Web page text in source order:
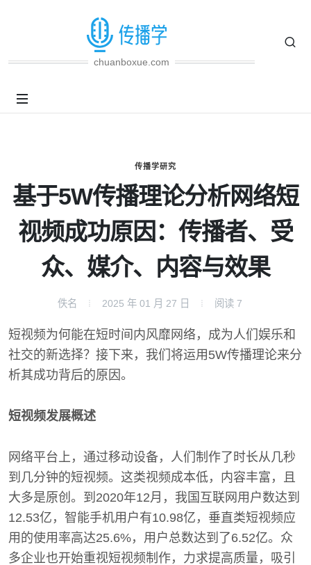
chuanboxue.com
传播学研究
基于5W传播理论分析网络短
视频成功原因：传播者、受
众、媒介、内容与效果
佚名 2025 年 01 月 27 日 阅读 7
短视频为何能在短时间内风靡网络，成为人们娱乐和
社交的新选择？接下来，我们将运用5W传播理论来分
析其成功背后的原因。
短视频发展概述
网络平台上，通过移动设备，人们制作了时长从几秒
到几分钟的短视频。这类视频成本低，内容丰富，且
大多是原创。到2020年12月，我国互联网用户数达到
12.53亿，智能手机用户有10.98亿，垂直类短视频应
用的使用率高达25.6%，用户总数达到了6.52亿。众
多企业也开始重视短视频制作，力求提高质量，吸引